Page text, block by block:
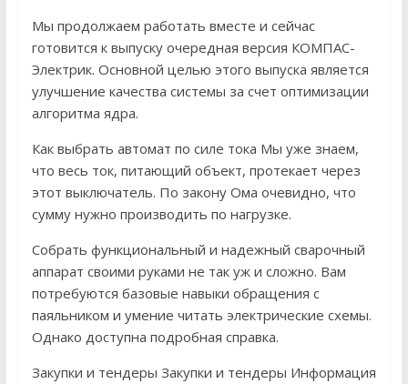
Мы продолжаем работать вместе и сейчас
готовится к выпуску очередная версия КОМПАС-
Электрик. Основной целью этого выпуска является
улучшение качества системы за счет оптимизации
алгоритма ядра.
Как выбрать автомат по силе тока Мы уже знаем,
что весь ток, питающий объект, протекает через
этот выключатель. По закону Ома очевидно, что
сумму нужно производить по нагрузке.
Собрать функциональный и надежный сварочный
аппарат своими руками не так уж и сложно. Вам
потребуются базовые навыки обращения с
паяльником и умение читать электрические схемы.
Однако доступна подробная справка.
Закупки и тендеры Закупки и тендеры Информация